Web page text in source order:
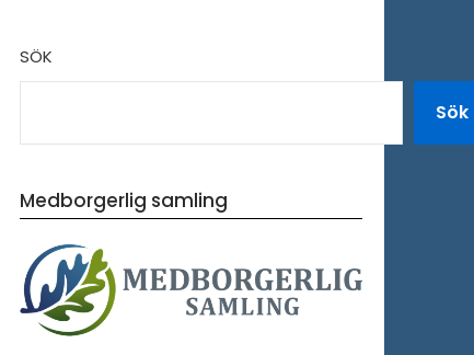
SÖK
Sök
Medborgerlig samling